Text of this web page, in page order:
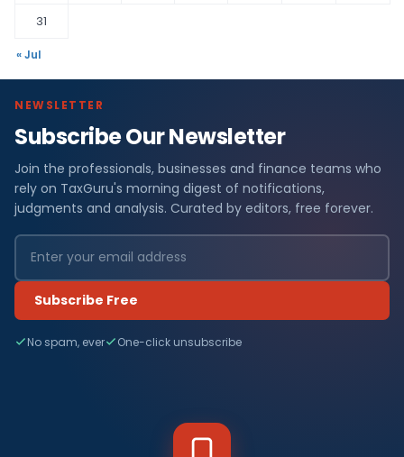
31
« Jul
NEWSLETTER
Subscribe Our Newsletter
Join the professionals, businesses and finance teams who
rely on TaxGuru's morning digest of notifications,
judgments and analysis. Curated by editors, free forever.
Subscribe Free
No spam, ever One-click unsubscribe